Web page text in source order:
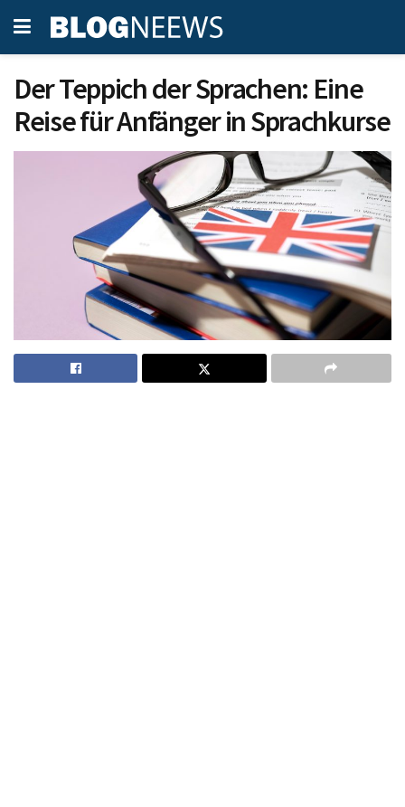
Der Teppich der Sprachen: Eine
Reise für Anfänger in Sprachkurse